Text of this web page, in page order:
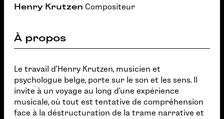
Henry Krutzen Compositeur
À propos
Le travail d'Henry Krutzen, musicien et
psychologue belge, porte sur le son et les sens. Il
invite à un voyage au long d'une expérience
musicale, où tout est tentative de compréhension
face à la déstructuration de la trame narrative et